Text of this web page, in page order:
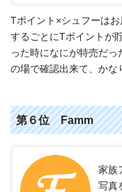
Tポイント×シュフーは
するごとにTポイントが
った時になにが特売だ
の場で確認出来て、かな
第６位 Famm
家族
写真